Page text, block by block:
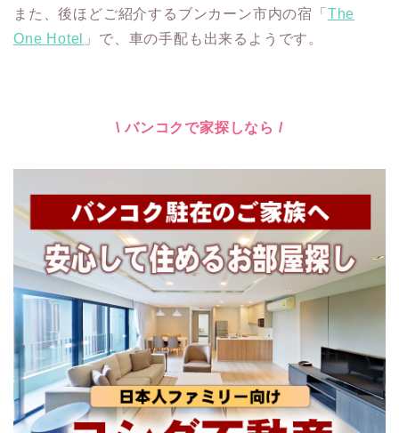
また、後ほどご紹介するブンカーン市内の宿「 The
One Hotel
」で、車の手配も出来るようです。
\ バンコクで家探しなら /